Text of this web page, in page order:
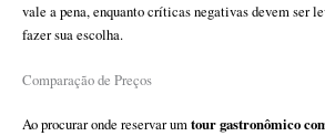
vale a pena, enquanto críticas negativas devem ser
fazer sua escolha.
Comparação de Preços
Ao procurar onde reservar umtour gastronômico